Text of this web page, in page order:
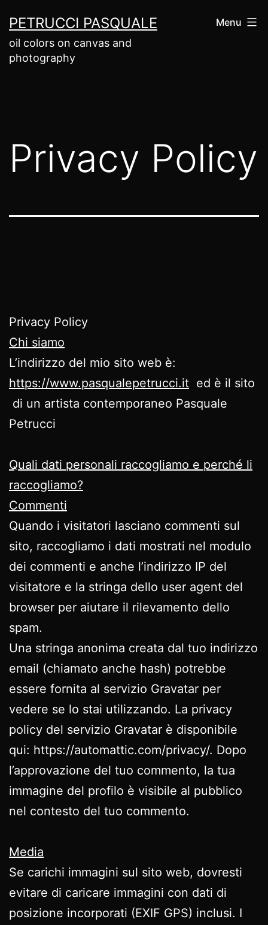
contenuto
PETRUCCI PASQUALE
oil colors on canvas and
photography
Menu
Privacy Policy
Privacy Policy
Chi siamo
L’indirizzo del mio sito web è:
https://www.pasqualepetrucci.it ed è il sito
di un artista contemporaneo Pasquale
Petrucci
Quali dati personali raccogliamo e perché li
raccogliamo?
Commenti
Quando i visitatori lasciano commenti sul
sito, raccogliamo i dati mostrati nel modulo
dei commenti e anche l’indirizzo IP del
visitatore e la stringa dello user agent del
browser per aiutare il rilevamento dello
spam.
Una stringa anonima creata dal tuo indirizzo
email (chiamato anche hash) potrebbe
essere fornita al servizio Gravatar per
vedere se lo stai utilizzando. La privacy
policy del servizio Gravatar è disponibile
qui: https://automattic.com/privacy/. Dopo
l’approvazione del tuo commento, la tua
immagine del profilo è visibile al pubblico
nel contesto del tuo commento.
Media
Se carichi immagini sul sito web, dovresti
evitare di caricare immagini con dati di
posizione incorporati (EXIF GPS) inclusi. I